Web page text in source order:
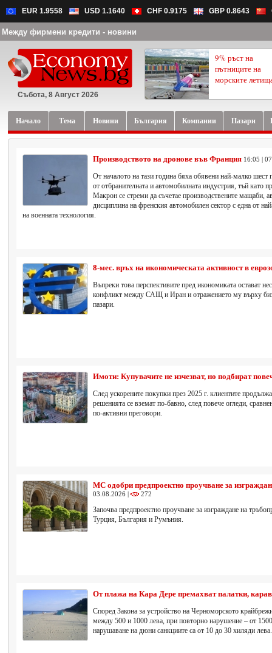
EUR 1.9558 USD 1.1640 CHF 0.9175 GBP 0.8643
Между фирмени кредити - новини
Събота, 8 Август 2026
9% ръст на
пътниците на
морските
Начало Тема Новини България Компании Пазари
Производството на дронове във Франция 16:05 |
От началото на тази година бяха обявени най-малко шест
от отбранителната и автомобилната индустрия, тъй като
Макрон се стреми да съчетае производствените мащаби,
дисциплина на френския автомобилен сектор с една от
на военната технология.
8-мес. връх на икономическата активност в
Въпреки това перспективите пред икономиката остават
конфликт между САЩ и Иран и отражението му върху
пазари.
Имоти: Купувачите не изчезват, но подбират
След ускорените покупки през 2025 г. клиентите
решенията се вземат по-бавно, след повече огледи,
по-активни преговори.
МС одобри предпроектно проучване за
03.08.2026 | 272
Започва предпроектно проучване за изграждане на
Турция, България и Румъния.
От плажа на Кара Дере премахват палатки,
Според Закона за устройство на Черноморското
между 500 и 1000 лева, при повторно нарушение – от
нарушаване на дюни санкциите са от 10 до 30 хиляди лева.